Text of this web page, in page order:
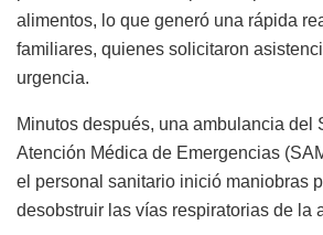
alimentos, lo que generó una rápida
familiares, quienes solicitaron
urgencia.
Minutos después, una ambulancia del
Atención Médica de Emergencias
el personal sanitario inició maniobras
desobstruir las vías respiratorias de la